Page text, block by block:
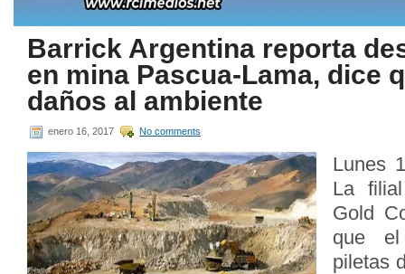
Barrick Argentina reporta
en mina Pascua-Lama, dice
daños al ambiente
enero 16, 2017 No comments
Lunes
La
Gold
que el
piletas